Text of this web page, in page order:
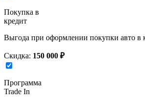
Покупка в
кредит
Выгода при оформлении покупки авто в
Скидка: 150 000 ₽
Программа
Trade In